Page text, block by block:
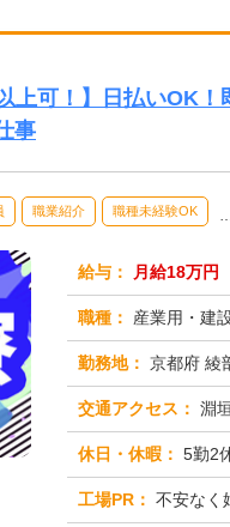
上可！】日払いOK
事
職業紹介 職種未経験OK
給与： 月給18万円
職種： 産業用・建
勤務地： 京都府 綾
交通アクセス： 淵
休日・休暇： 5勤2
工場PR： 不安なく始められる